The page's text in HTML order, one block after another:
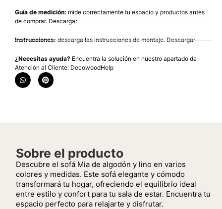
Guía de medición: mide correctamente tu espacio y productos antes
de comprar. Descargar
Instrucciones:descarga las instrucciones de montaje. Descargar
¿Necesitas ayuda? Encuentra la solución en nuestro apartado de
Atención al Cliente: DecowoodHelp
Sobre el producto
Descubre el sofá Mia de algodón y lino en varios
colores y medidas. Este sofá elegante y cómodo
transformará tu hogar, ofreciendo el equilibrio ideal
entre estilo y confort para tu sala de estar. Encuentra tu
espacio perfecto para relajarte y disfrutar.